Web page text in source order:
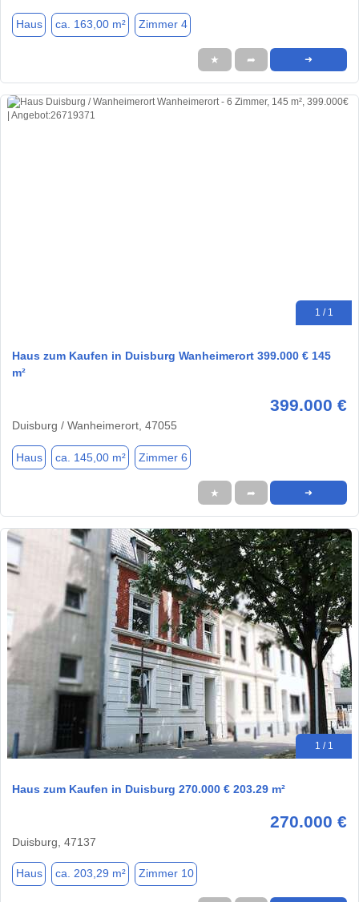
Haus ca. 163,00 m² Zimmer 4
★ ➦ ➜
1 / 1
Haus zum Kaufen in Duisburg Wanheimerort 399.000 € 145
m²
399.000 €
Duisburg / Wanheimerort, 47055
Haus ca. 145,00 m² Zimmer 6
★ ➦ ➜
1 / 1
Haus zum Kaufen in Duisburg 270.000 € 203.29 m²
270.000 €
Duisburg, 47137
Haus ca. 203,29 m² Zimmer 10